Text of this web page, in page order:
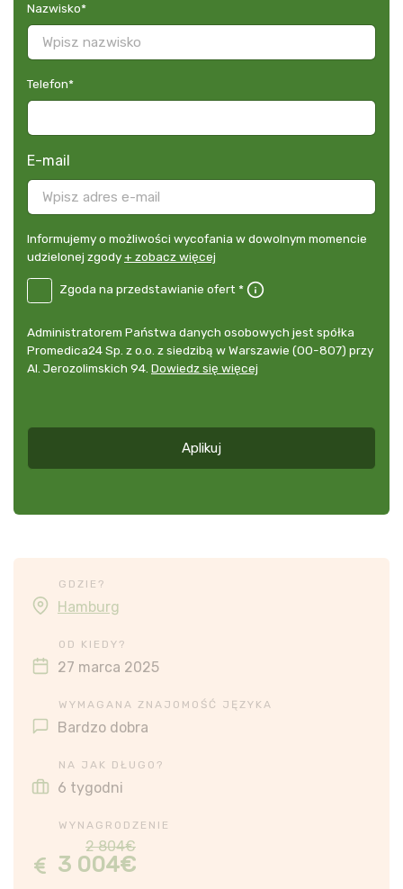
Nazwisko*
Telefon*
E-mail
Informujemy
o
wycofania
dowolnym
momencie
udzielonej
Informujemy o możliwości wycofania w dowolnym momencie
udzielonej zgody+ zobacz więcej
DE
przedstawianie
Zgoda na przedstawianie ofert *
Administrator
danych
osobowych
Administratorem Państwa danych osobowych jest spółka
Promedica24 Sp. z o.o. z siedzibą w Warszawie (00-807) przy
Al. Jerozolimskich 94. Dowiedz się więcej
Aplikuj
GDZIE?
Hamburg
OD KIEDY?
27 marca 2025
WYMAGANA ZNAJOMOŚĆ JĘZYKA
Bardzo dobra
NA JAK DŁUGO?
6 tygodni
WYNAGRODZENIE
2 804€
3 004€